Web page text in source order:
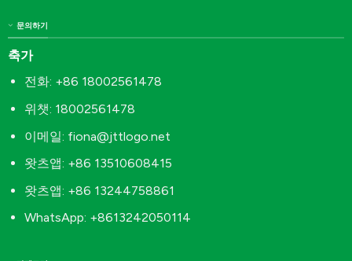
문의하기
축가
전화: +86 18002561478
위챗: 18002561478
이메일: fiona@jttlogo.net
왓츠앱: +86 13510608415
왓츠앱: +86 13244758861
WhatsApp: +8613242050114